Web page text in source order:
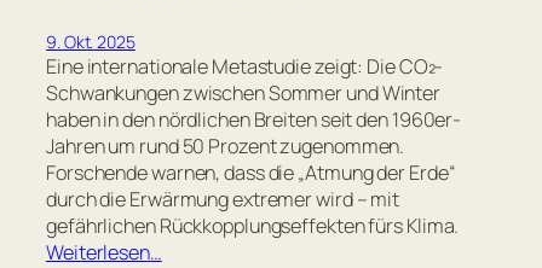
9. Okt. 2025
Eine internationale Metastudie zeigt: Die CO₂-
Schwankungen zwischen Sommer und Winter
haben in den nördlichen Breiten seit den 1960er-
Jahren um rund 50 Prozent zugenommen.
Forschende warnen, dass die „Atmung der Erde“
durch die Erwärmung extremer wird – mit
gefährlichen Rückkopplungseffekten fürs Klima.
Weiterlesen…